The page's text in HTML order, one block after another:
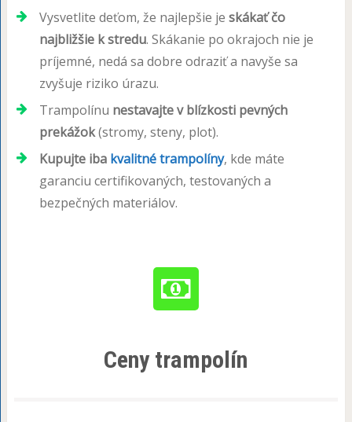
Vysvetlite deťom, že najlepšie je skákať čo
najbližšie k stredu. Skákanie po okrajoch nie je
príjemné, nedá sa dobre odraziť a navyše sa
zvyšuje riziko úrazu.
Trampolínu nestavajte v blízkosti pevných
prekážok(stromy, steny, plot).
Kupujte iba kvalitné trampolíny, kde máte
garanciu certifikovaných, testovaných a
bezpečných materiálov.
Ceny trampolín